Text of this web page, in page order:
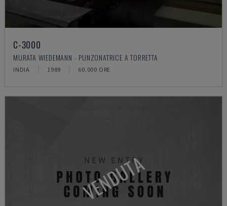
C-3000
MURATA WIEDEMANN - PUNZONATRICE A TORRETTA
INDIA 1989 60.000 ORE
VENDUTA